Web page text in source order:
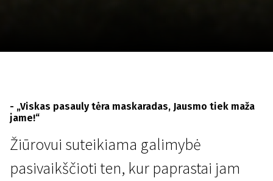
- „Viskas pasauly tėra maskaradas, Jausmo tiek maža
jame!“
Žiūrovui suteikiama galimybė
pasivaikščioti ten, kur paprastai jam